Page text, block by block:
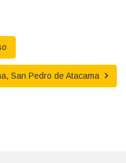
San Pedro de Atacama